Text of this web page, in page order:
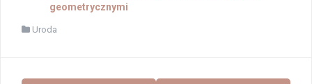
geometrycznymi
Uroda